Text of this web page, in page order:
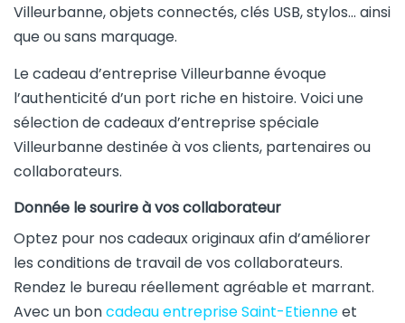
Villeurbanne, objets connectés, clés USB, stylos… ainsi
que ou sans marquage.
Le cadeau d’entreprise Villeurbanne évoque
l’authenticité d’un port riche en histoire. Voici une
sélection de cadeaux d’entreprise spéciale
Villeurbanne destinée à vos clients, partenaires ou
collaborateurs.
Donnée le sourire à vos collaborateur
Optez pour nos cadeaux originaux afin d’améliorer
les conditions de travail de vos collaborateurs.
Rendez le bureau réellement agréable et marrant.
Avec un boncadeau entreprise Saint-Etienneet